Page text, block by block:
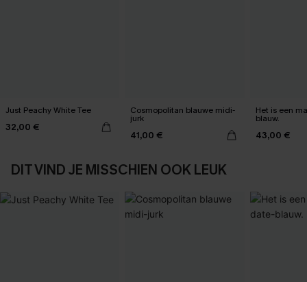
Just Peachy White Tee
32,00 €
Cosmopolitan blauwe midi-
jurk
41,00 €
Het is een
blauw.
43,00 €
DIT VIND JE MISSCHIEN OOK LEUK